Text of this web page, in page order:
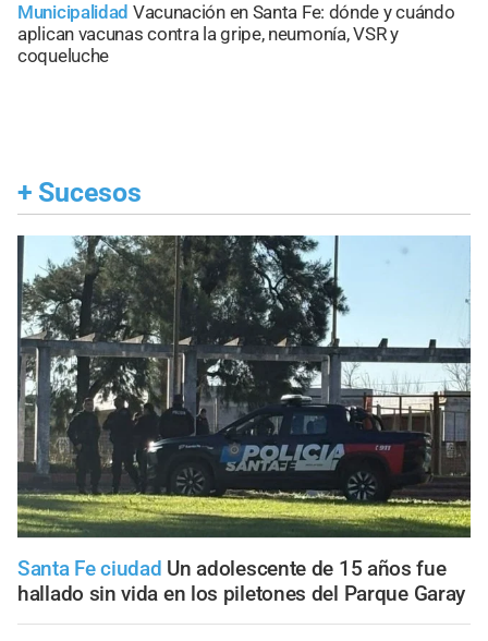
Municipalidad Vacunación en Santa Fe: dónde y cuándo
aplican vacunas contra la gripe, neumonía, VSR y
coqueluche
+ Sucesos
Santa Fe ciudad Un adolescente de 15 años fue
hallado sin vida en los piletones del Parque Garay